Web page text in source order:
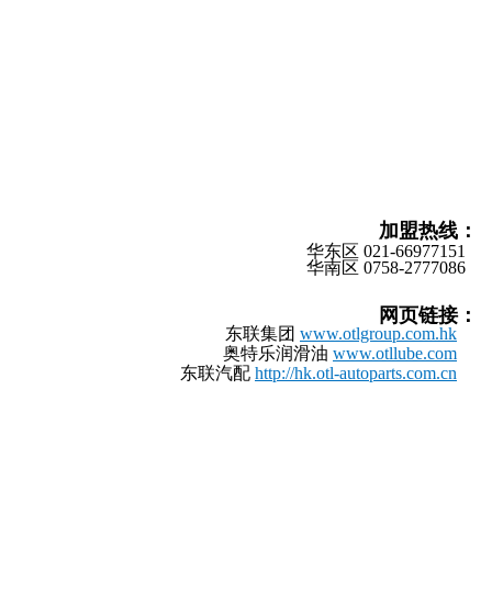
加盟热线 ：
华东区 021-66977151
华南区 0758-2777086
网页链接：
东联集团 www.otlgroup.com.hk
奥特乐润滑油 www.otllube.com
东联汽配 http://hk.otl-autoparts.com.cn